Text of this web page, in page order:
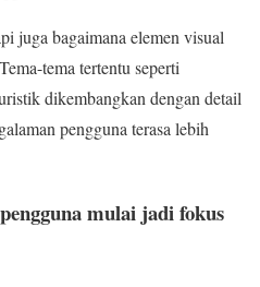
juga bagaimana elemen visual
tema tertentu seperti
dikembangkan dengan detail
pengguna terasa lebih
mulai jadi fokus